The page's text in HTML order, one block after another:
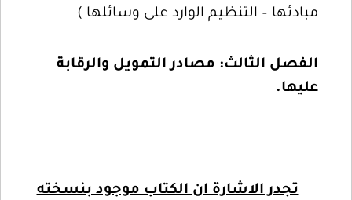
مبادئها – التنظيم الوارد على وسائلها )
الفصل الثالث: مصادر التمويل والرقابة
عليها.
تجدر الاشارة ان الكتاب موجود بنسخته